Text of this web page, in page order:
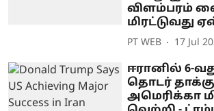
விளம்பரம்
மிரட்டுவது
PT WEB 17 Jul
ஈரானில் 6-
தொடர்
அமெரிக்கா